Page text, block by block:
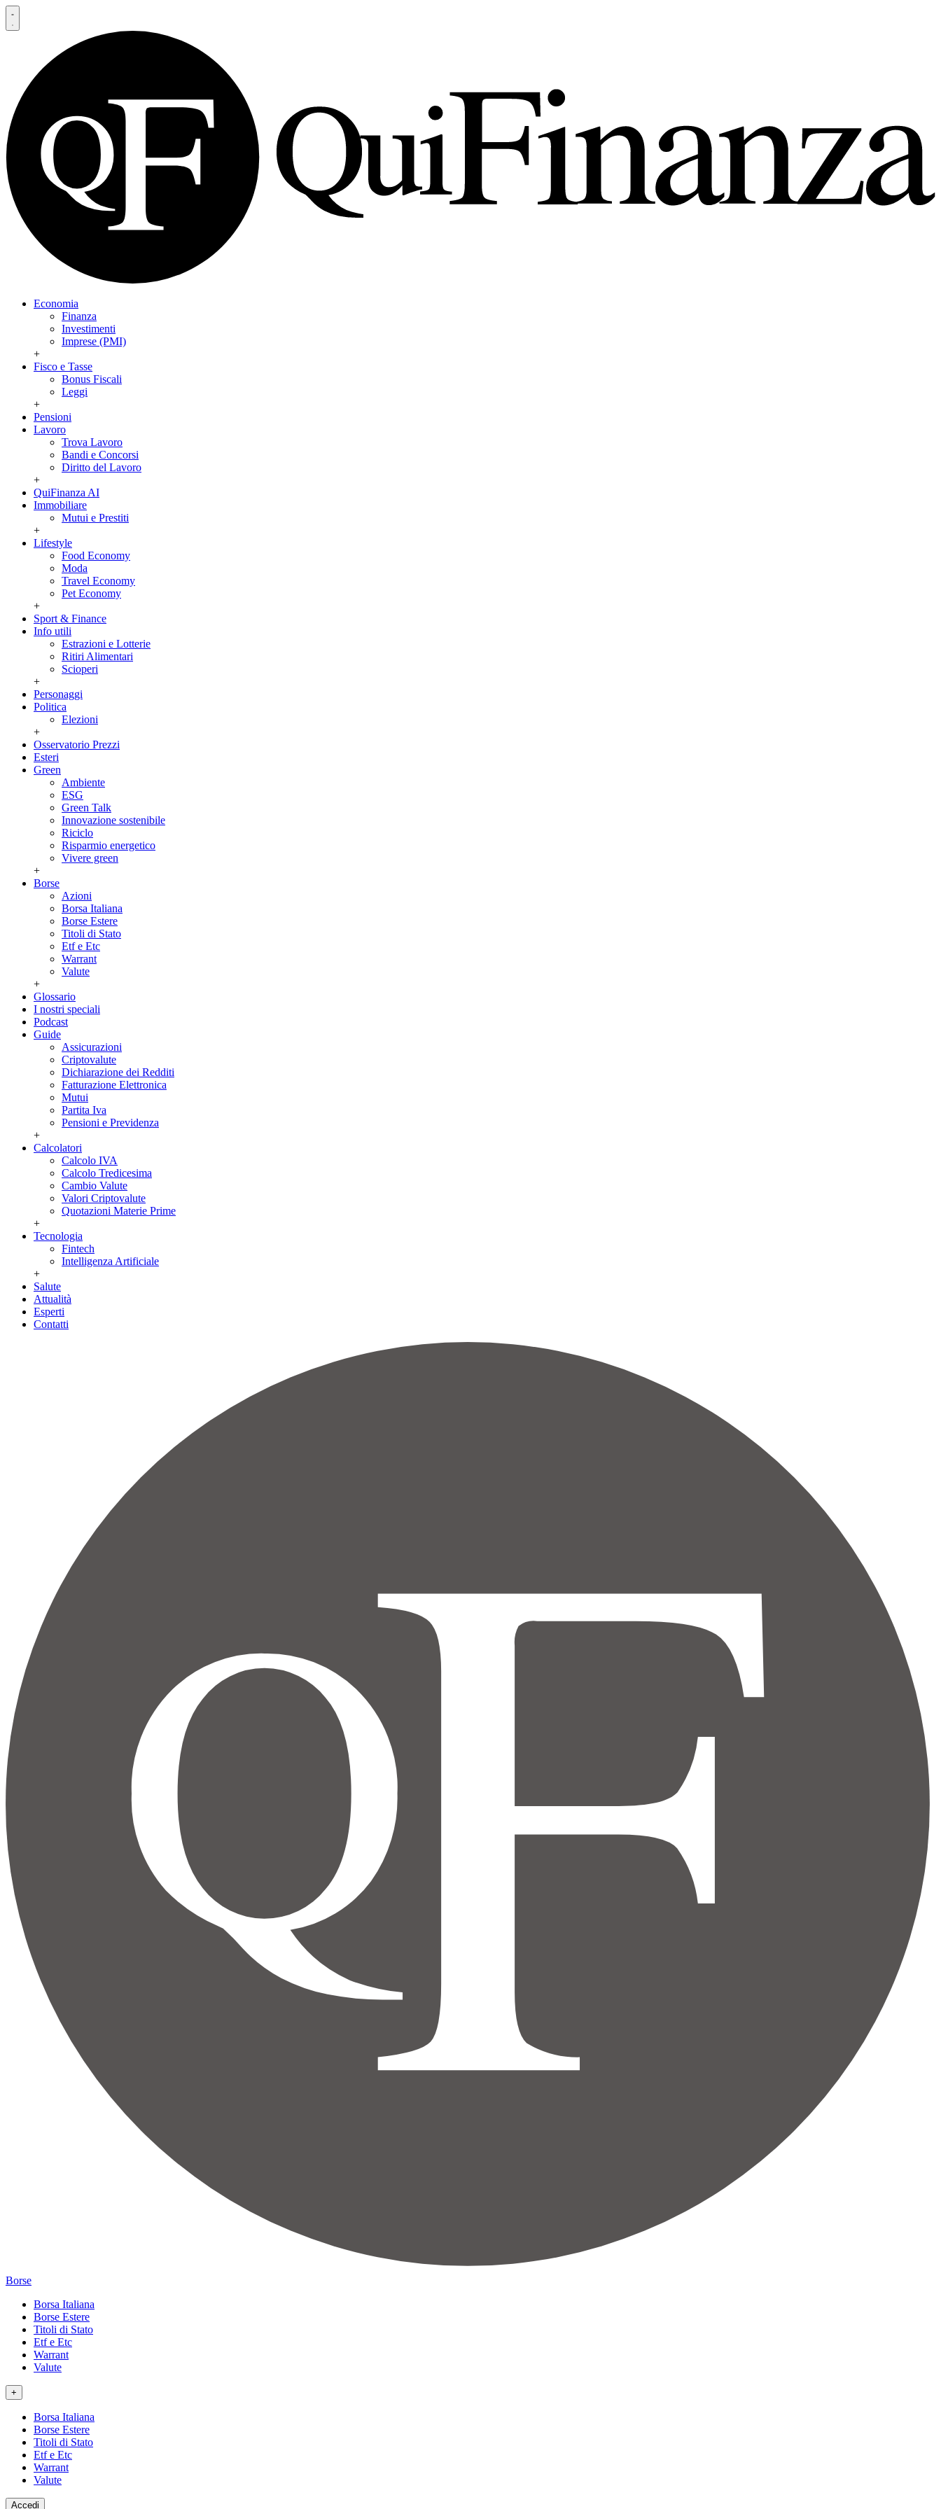
Economia
Finanza
Investimenti
Imprese (PMI)
+
Fisco e Tasse
Bonus Fiscali
Leggi
+
Pensioni
Lavoro
Trova Lavoro
Bandi e Concorsi
Diritto del Lavoro
+
QuiFinanza AI
Immobiliare
Mutui e Prestiti
+
Lifestyle
Food Economy
Moda
Travel Economy
Pet Economy
+
Sport & Finance
Info utili
Estrazioni e Lotterie
Ritiri Alimentari
Scioperi
+
Personaggi
Politica
Elezioni
+
Osservatorio Prezzi
Esteri
Green
Ambiente
ESG
Green Talk
Innovazione sostenibile
Riciclo
Risparmio energetico
Vivere green
+
Borse
Azioni
Borsa Italiana
Borse Estere
Titoli di Stato
Etf e Etc
Warrant
Valute
+
Glossario
I nostri speciali
Podcast
Guide
Assicurazioni
Criptovalute
Dichiarazione dei Redditi
Fatturazione Elettronica
Mutui
Partita Iva
Pensioni e Previdenza
+
Calcolatori
Calcolo IVA
Calcolo Tredicesima
Cambio Valute
Valori Criptovalute
Quotazioni Materie Prime
+
Tecnologia
Fintech
Intelligenza Artificiale
+
Salute
Attualità
Esperti
Contatti
Borse
Borsa Italiana
Borse Estere
Titoli di Stato
Etf e Etc
Warrant
Valute
+
Borsa Italiana
Borse Estere
Titoli di Stato
Etf e Etc
Warrant
Valute
Accedi